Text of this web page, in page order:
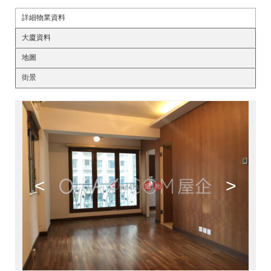
詳細物業資料
大廈資料
地圖
街景
< >